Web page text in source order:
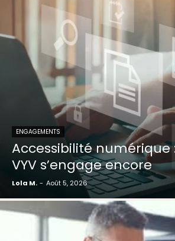
ENGAGEMENTS
Accessibilité numérique
VYV s’engage encore
Lola M. - Août 5, 2026